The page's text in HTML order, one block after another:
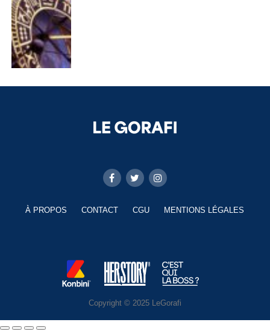
À PROPOS CONTACT CGU MENTIONS LÉGALES
Copyright © 2025 LeGorafi